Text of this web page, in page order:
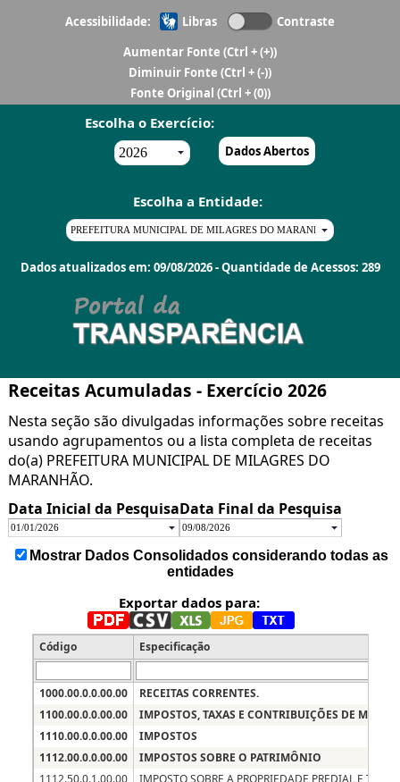
Acessibilidade: Libras
Contraste
Aumentar Fonte (Ctrl + (+))
Diminuir Fonte (Ctrl + (-))
Fonte Original (Ctrl + (0))
Escolha o Exercício:
Dados Abertos
Escolha a Entidade:
Dados atualizados em: 09/08/2026 - Quantidade de Acessos: 289